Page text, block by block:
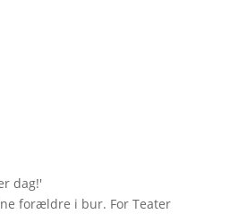
dag!'
forældre i bur. For Teater